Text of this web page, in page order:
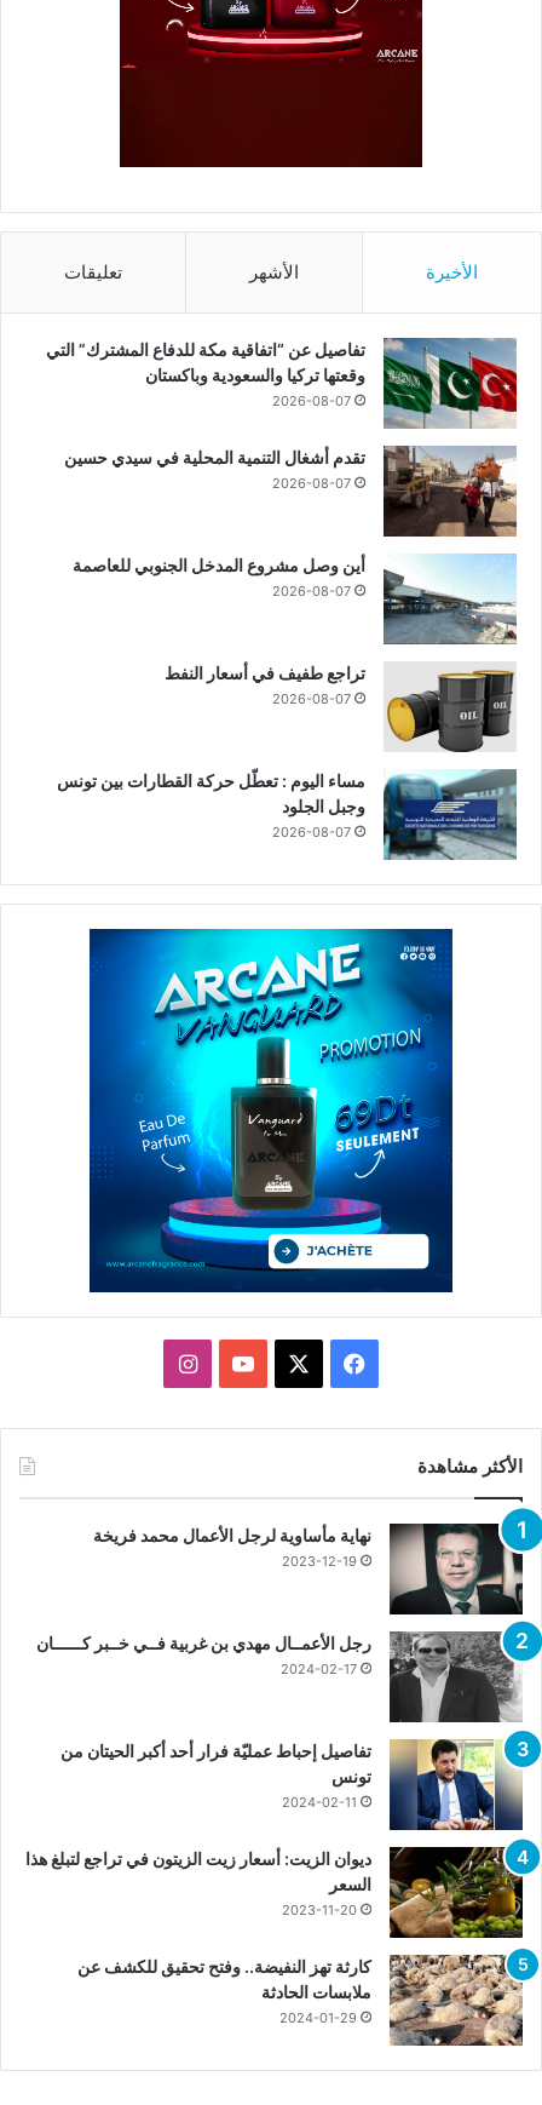
الأخيرة الأشهر تعليقات
تفاصيل عن “اتفاقية مكة للدفاع المشترك” التي
وقعتها تركيا والسعودية وباكستان
2026-08-07
تقدم أشغال التنمية المحلية في سيدي حسين
2026-08-07
أين وصل مشروع المدخل الجنوبي للعاصمة
2026-08-07
تراجع طفيف في أسعار النفط
2026-08-07
مساء اليوم : تعطّل حركة القطارات بين تونس
وجبل الجلود
2026-08-07
فيسبوك يوتيوبانستقرام
الأكثر مشاهدة
نهاية مأساوية لرجل الأعمال محمد فريخة
2023-12-19
رجل الأعمــال مهدي بن غربية فــي خــبر كــــــان
2024-02-17
تفاصيل إحباط عمليّة فرار أحد أكبر الحيتان من
تونس
2024-02-11
ديوان الزيت: أسعار زيت الزيتون في تراجع لتبلغ هذا
السعر
2023-11-20
كارثة تهز النفيضة.. وفتح تحقيق للكشف عن
ملابسات الحادثة
2024-01-29